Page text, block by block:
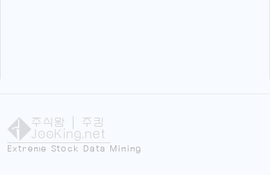
주식왕 | 주킹
JooKing.net
Extreme Stock Data Mining